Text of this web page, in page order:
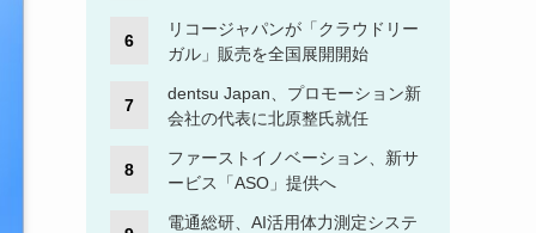
リコージャパンが「クラウドリー
ガル」販売を全国展開開始
dentsu Japan、プロモーション新
会社の代表に北原整氏就任
ファーストイノベーション、新サ
ービス「ASO」提供へ
電通総研、AI活用体力測定システ